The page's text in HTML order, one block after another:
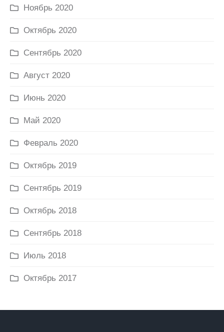
Ноябрь 2020
Октябрь 2020
Сентябрь 2020
Август 2020
Июнь 2020
Май 2020
Февраль 2020
Октябрь 2019
Сентябрь 2019
Октябрь 2018
Сентябрь 2018
Июль 2018
Октябрь 2017